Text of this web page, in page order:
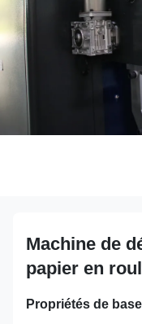
Machine de
papier en
Propriétés de base